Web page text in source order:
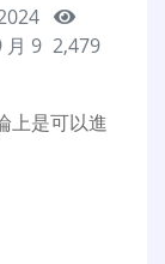
月 9 2,479
上是可以進